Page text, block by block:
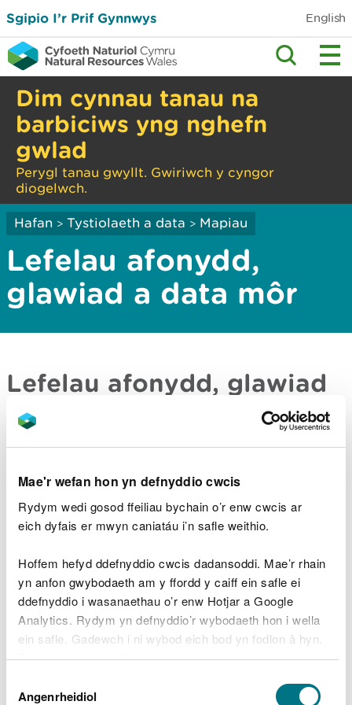
Mae'r wefan hon yn defnyddio cwcis
Rydym wedi gosod ffeiliau bychain o’r enw cwcis ar
eich dyfais er mwyn caniatáu i’n safle weithio.
Hoffem hefyd ddefnyddio cwcis dadansoddi. Mae’r rhain
yn anfon gwybodaeth am y ffordd y caiff ein safle ei
ddefnyddio i wasanaethau o’r enw Hotjar a Google
Analytics. Rydym yn defnyddio’r wybodaeth hon i wella
ein safle. Gadewch i ni wybod eich bod yn fodlon â hyn.
Byddwn yn defnyddio cwci i gadw eich dewis.
Gellirdarllen mwy am ein cwcis cyn i chi ddewis.
Caniatâd
Angenrheidiol
Sgipio I’r Prif Gynnwys English
Dim cynnau tanau na
barbiciws yng nghefn
gwlad
Perygl tanau gwyllt. Gwiriwch y cyngor
diogelwch.
Hafan > Tystiolaeth a data > Mapiau
Lefelau afonydd,
glawiad a data môr
Lefelau afonydd, glawiad
a data môr
Gallwch hefyd ffonio Floodline 0345 988 1188 - ar
gael 24 awr.
Gallwch hefyd siecio:
rhybuddion llifogydd ar gyfer afonydd a
moroedd yn eich ardal
rhagolwg llifogydd Cymru dros y pum diwrnod
llifogydd